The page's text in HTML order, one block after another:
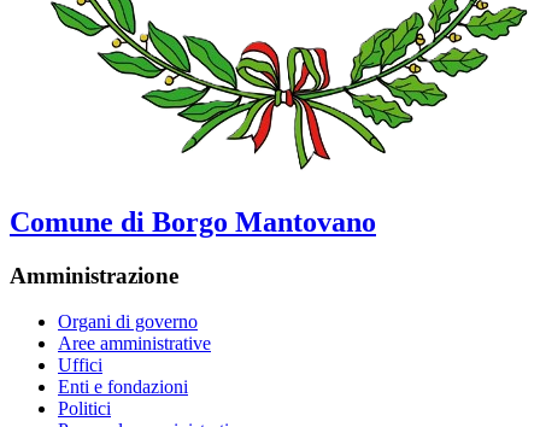
Comune di Borgo Mantovano
Amministrazione
Organi di governo
Aree amministrative
Uffici
Enti e fondazioni
Politici